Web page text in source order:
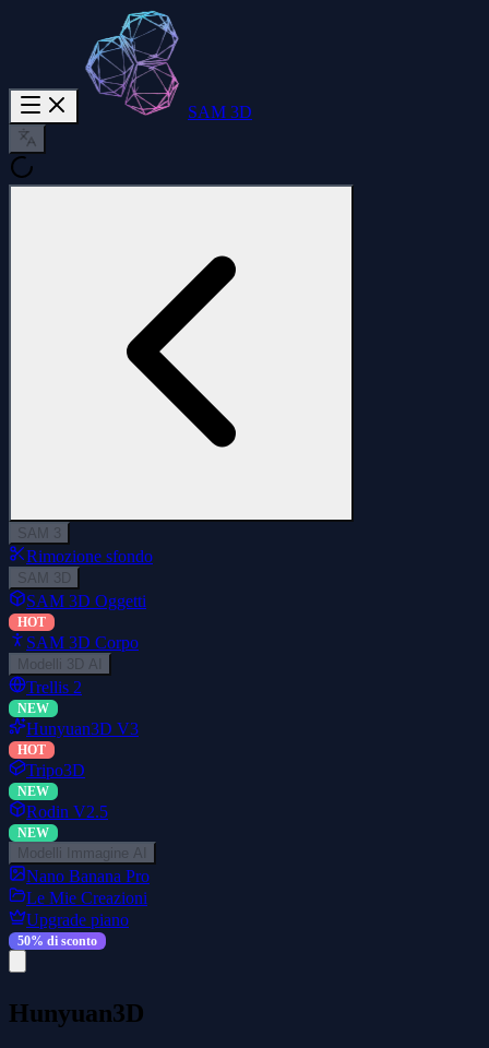
SAM 3D
SAM 3
Rimozione sfondo
SAM 3D
SAM 3D Oggetti
HOT
SAM 3D Corpo
Modelli 3D AI
Trellis 2
NEW
Hunyuan3D V3
HOT
Tripo3D
NEW
Rodin V2.5
NEW
Modelli Immagine AI
Nano Banana Pro
Le Mie Creazioni
Upgrade piano
50% di sconto
Hunyuan3D